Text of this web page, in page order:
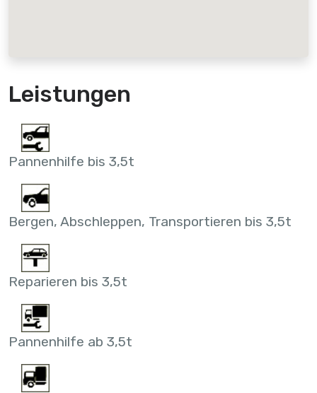
Leistungen
Pannenhilfe bis 3,5t
Bergen, Abschleppen, Transportieren bis 3,5t
Reparieren bis 3,5t
Pannenhilfe ab 3,5t